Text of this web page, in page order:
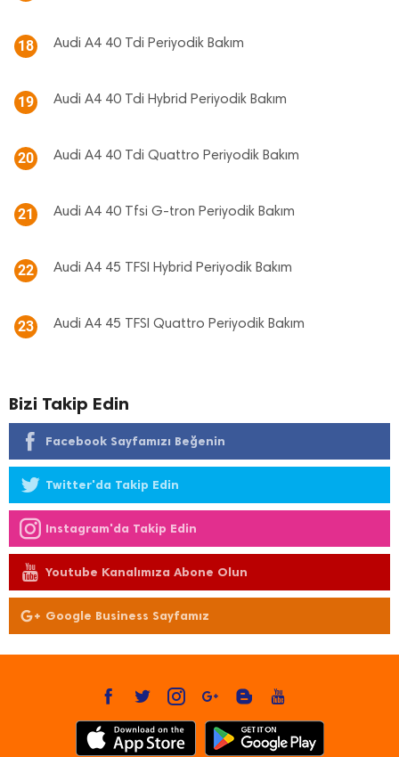
18 Audi A4 40 Tdi Periyodik Bakım
19 Audi A4 40 Tdi Hybrid Periyodik Bakım
20 Audi A4 40 Tdi Quattro Periyodik Bakım
21 Audi A4 40 Tfsi G-tron Periyodik Bakım
22 Audi A4 45 TFSI Hybrid Periyodik Bakım
23 Audi A4 45 TFSI Quattro Periyodik Bakım
Bizi Takip Edin
Facebook Sayfamızı Beğenin
Twitter'da Takip Edin
Instagram'da Takip Edin
Youtube Kanalımıza Abone Olun
Google Business Sayfamız